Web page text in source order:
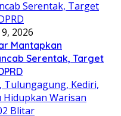
2026
Mantapkan
Serentak, Target